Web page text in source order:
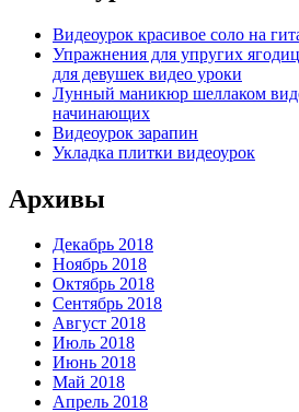
Видеоурок красивое соло на
Упражнения для упругих
для девушек видео уроки
Лунный маникюр шеллаком
начинающих
Видеоурок зарапин
Укладка плитки видеоурок
Архивы
Декабрь 2018
Ноябрь 2018
Октябрь 2018
Сентябрь 2018
Август 2018
Июль 2018
Июнь 2018
Май 2018
Апрель 2018